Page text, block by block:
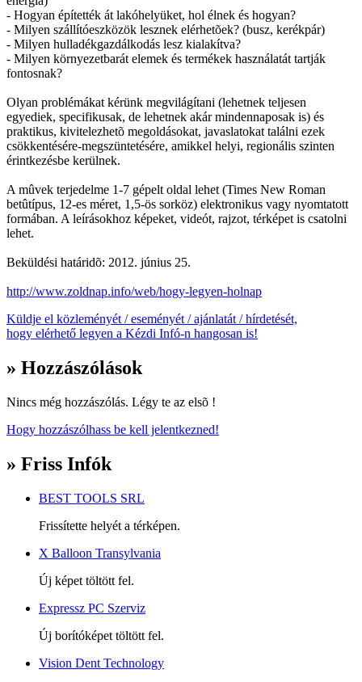
- Hogyan építették át lakóhelyüket, hol élnek és hogyan?
- Milyen szállítóeszközök lesznek elérhetõek? (busz, kerékpár)
- Milyen hulladékgazdálkodás lesz kialakítva?
- Milyen környezetbarát elemek és termékek használatát tartják
fontosnak?
Olyan problémákat kérünk megvilágítani (lehetnek teljesen
egyediek, specifikusak, de lehetnek akár mindennaposak is) és
praktikus, kivitelezhetõ megoldásokat, javaslatokat találni ezek
csökkentésére-megszüntetésére, amikkel helyi, regionális szinten
érintkezésbe kerülnek.
A mûvek terjedelme 1-7 gépelt oldal lehet (Times New Roman
betûtípus, 12-es méret, 1,5-ös sorköz) elektronikus vagy nyomtatott
formában. A leírásokhoz képeket, videót, rajzot, térképet is csatolni
lehet.
Beküldési határidõ: 2012. június 25.
http://www.zoldnap.info/web/hogy-legyen-holnap
Küldje el közleményét / eseményét / ajánlatát / hírdetését,
hogy elérhető legyen a Kézdi Infó-n hangosan is!
» Hozzászólások
Nincs még hozzászólás. Légy te az elsõ !
Hogy hozzászólhass be kell jelentkezned!
» Friss Infók
BEST TOOLS SRL
Frissítette helyét a térképen.
X Balloon Transylvania
Új képet töltött fel.
Expressz PC Szerviz
Új borítóképet töltött fel.
Vision Dent Technology